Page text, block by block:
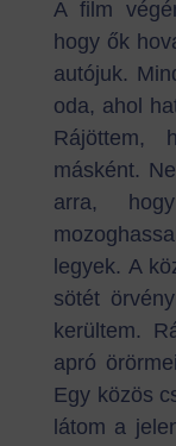
A film
hogy ők
autójuk.
oda, ahol
Rájöttem,
másként.
arra,
legyek. A
sötét
kerültem.
apró
Egy közös
látom a